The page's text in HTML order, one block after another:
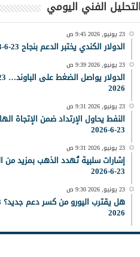
التحليل الفني اليومي
23 يونيو, 2026 9:45 ص
الدولار الكندي يختبر الدعم بنجاح 23-6-2023
23 يونيو, 2026 9:39 ص
2026
23 يونيو, 2026 9:31 ص
النفط يحاول الإرتداد ضمن الإتجاة
23-6-2026
23 يونيو, 2026 9:31 ص
إشارات سلبية تُهدد الذهب بمزيد من
23-6-2026
23 يونيو, 2026 9:30 ص
2026